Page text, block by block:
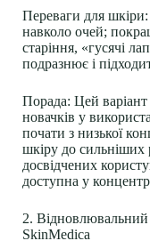
Переваги для шкіри:
навколо очей;
старіння, «гусячі
подразнює і
Порада: Цей
новачків у
почати з низької
шкіру до сильніших
досвідчених
доступна у
2. Відновлювальний
SkinMedica